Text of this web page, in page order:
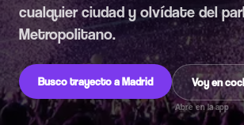
cualquier ciudad y olvídate del
Metropolitano.
Busco trayecto a Madrid Voy en
Abre en la app